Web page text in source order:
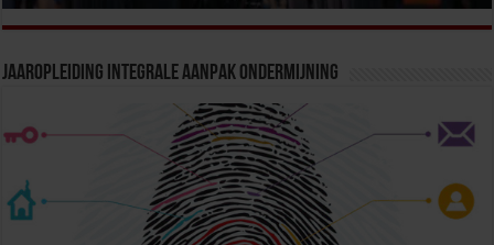
Jaaropleiding Integrale Aanpak Ondermijning